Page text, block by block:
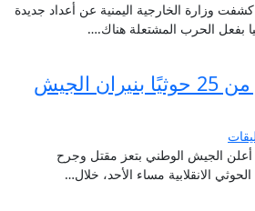
بفعل الحرب المشتعلة هناك.…
مقتل وإصابة أكثر من 25 حوثيًا بنيران الجيش
الانقلابية مساء الأحد، خلال…